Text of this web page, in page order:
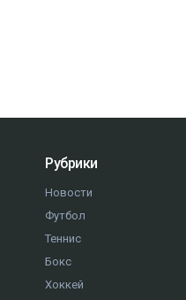
Рубрики
Новости
Футбол
Теннис
Бокс
Хоккей